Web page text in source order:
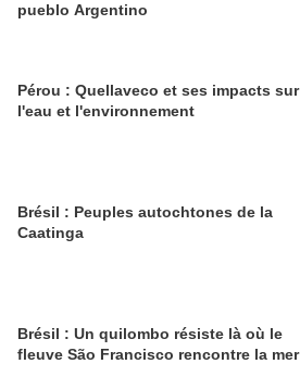
pueblo Argentino
Pérou : Quellaveco et ses impacts sur
l'eau et l'environnement
Brésil : Peuples autochtones de la
Caatinga
Brésil : Un quilombo résiste là où le
fleuve São Francisco rencontre la mer